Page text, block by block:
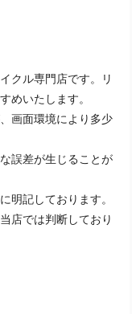
クル専門店です。リ
めいたします。
画面環境により多少
誤差が生じることが
明記しております。
店では判断しており